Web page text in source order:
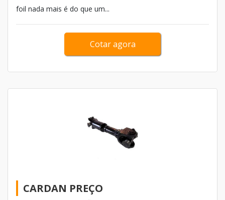
foil nada mais é do que um...
Cotar agora
CARDAN PREÇO